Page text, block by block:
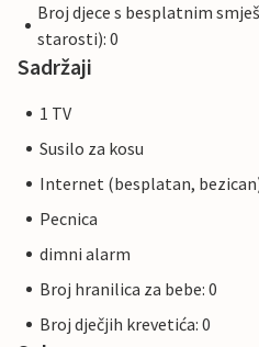
Broj djece s besplatnim
starosti): 0
Sadržaji
1 TV
Susilo za kosu
Internet (besplatan,
Pecnica
dimni alarm
Broj hranilica za bebe: 0
Broj dječjih krevetića: 0